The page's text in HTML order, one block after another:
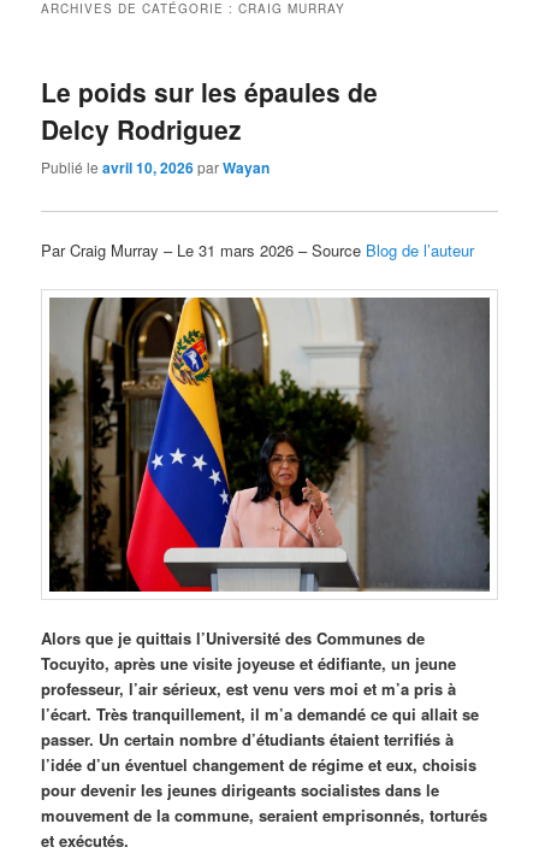
ARCHIVES DE CATÉGORIE :CRAIG MURRAY
Le poids sur les épaules de
Delcy Rodriguez
Publié leavril 10, 2026parWayan
Par Craig Murray – Le 31 mars 2026 – Source Blog de l’auteur
Alors que je quittais l’Université des Communes de
Tocuyito, après une visite joyeuse et édifiante, un jeune
professeur, l’air sérieux, est venu vers moi et m’a pris à
l’écart. Très tranquillement, il m’a demandé ce qui allait se
passer. Un certain nombre d’étudiants étaient terrifiés à
l’idée d’un éventuel changement de régime et eux, choisis
pour devenir les jeunes dirigeants socialistes dans le
mouvement de la commune, seraient emprisonnés, torturés
et exécutés.